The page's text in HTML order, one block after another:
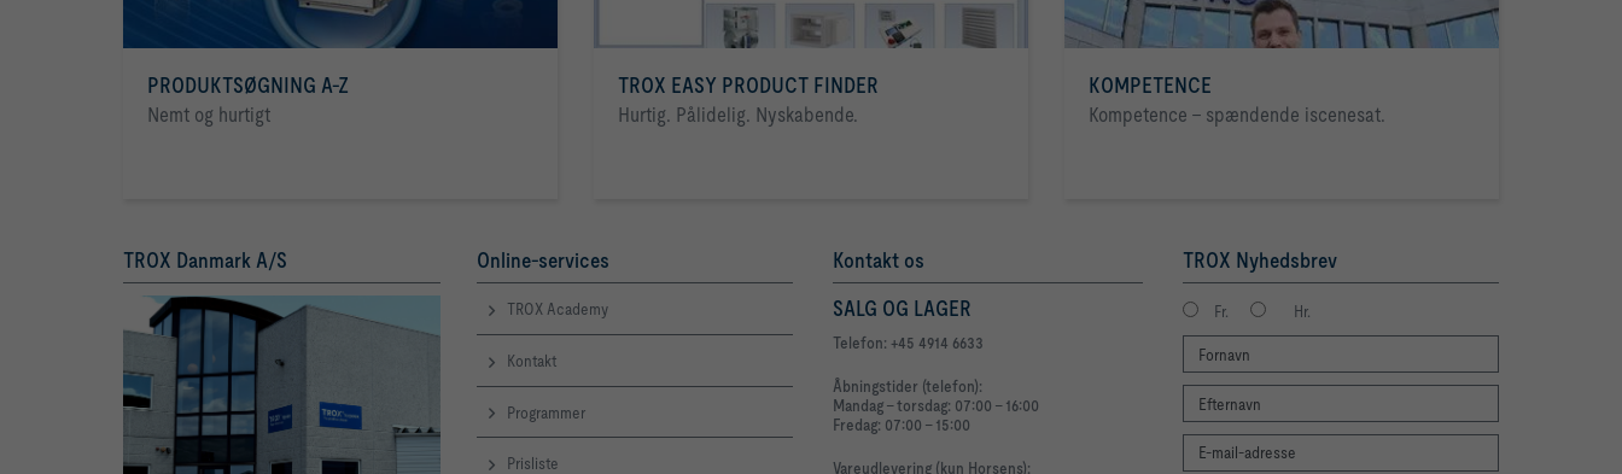
PRODUKTSØGNING A-Z
Nemt og hurtigt
TROX EASY PRODUCT FINDER
Hurtig. Pålidelig. Nyskabende.
KOMPETENCE
Kompetence - spændende iscenesat.
TROX Danmark A/S Online-services
TROX Academy
Kontakt
Programmer
Prisliste
Kontakt os
SALG OG LAGER
Telefon: +45 4914 6633
Åbningstider (telefon):
Mandag - torsdag: 07:00 - 16:00
Fredag: 07:00 - 15:00
Vareudlevering (kun Horsens):
TROX Nyhedsbrev
Fr. Hr.